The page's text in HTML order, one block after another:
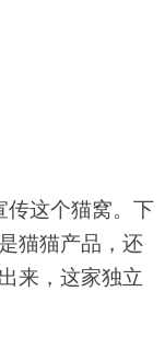
传这个猫窝。下
猫猫产品，还
来，这家独立